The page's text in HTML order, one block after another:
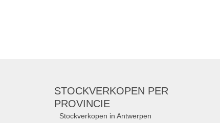
STOCKVERKOPEN PER
PROVINCIE
Stockverkopen in Antwerpen